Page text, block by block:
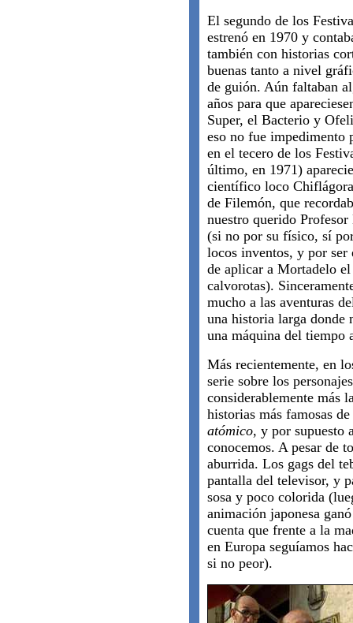
El segundo de los
estrenó en 1970 y
también con historias
buenas tanto a nivel
de guión. Aún faltaban
años para que
Super, el Bacterio y
eso no fue impedimento
en el tecero de los
último, en 1971)
científico loco
de Filemón, que
nuestro querido Profesor
(si no por su físico, sí
locos inventos, y por ser
de aplicar a Mortadelo
calvorotas).
mucho a las aventuras
una historia larga donde
una máquina del tiempo
Más recientemente, en
serie sobre los
considerablemente más
historias más famosas
atómico, y por supuesto
conocemos. A pesar de
aburrida. Los gags del
pantalla del televisor, y
sosa y poco colorida
animación japonesa
cuenta que frente a la
en Europa seguíamos
si no peor).